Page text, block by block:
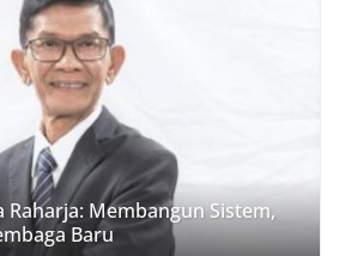
Raharja: Membangun Sistem,
Baru